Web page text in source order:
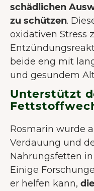
schädlichen
zu schützen.
oxidativen Stress
beide eng mit
und gesundem
Unterstützt
Rosmarin wurde
Verdauung und
Nahrungsfetten
Einige
er helfen kann,